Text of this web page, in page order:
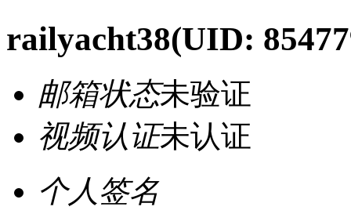
railyacht38(UID:
邮箱状态未验证
视频认证未认证
个人签名